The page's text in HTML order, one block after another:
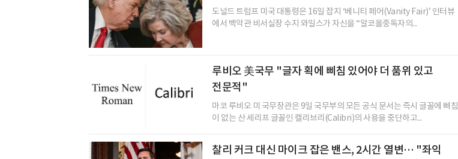
도널드 트럼프 미국 대통령은 16일 잡지 ‘베니티 페어(Vanity Fair)’ 인터뷰
에서 백악관 비서실장 수지 와일스가 자신을 “알코올중독자의...
루비오 美국무 "글자 획에 삐침 있어야 더 품위 있고
전문적"
마코 루비오 미 국무장관은 9일 국무부의 모든 공식 문서는 즉시 글꼴에 삐침
이 없는 산 세리프 글꼴인 캘리브리(Calibri)의 사용을 중단하고...
찰리 커크 대신 마이크 잡은 밴스, 2시간 열변… "좌익